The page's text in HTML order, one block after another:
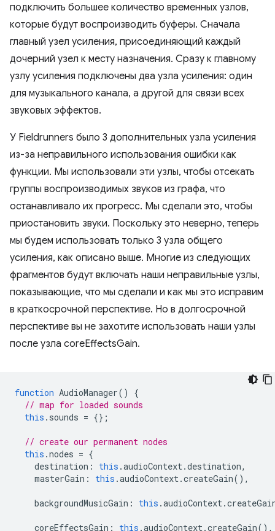
подключить большее количество временных узлов,
которые будут воспроизводить буферы. Сначала
главный узел усиления, присоединяющий каждый
дочерний узел к месту назначения. Сразу к главному
узлу усиления подключены два узла усиления: один
для музыкального канала, а другой для связи всех
звуковых эффектов.
У Fieldrunners было 3 дополнительных узла усиления
из-за неправильного использования ошибки как
функции. Мы использовали эти узлы, чтобы отсекать
группы воспроизводимых звуков из графа, что
останавливало их прогресс. Мы сделали это, чтобы
приостановить звуки. Поскольку это неверно, теперь
мы будем использовать только 3 узла общего
усиления, как описано выше. Многие из следующих
фрагментов будут включать наши неправильные узлы,
показывающие, что мы сделали и как мы это исправим
в краткосрочной перспективе. Но в долгосрочной
перспективе вы не захотите использовать наши узлы
после узла coreEffectsGain.
function AudioManager()
{
// map for loaded sounds
this . sounds = {};
// create our permanent nodes
this .nodes = {
destination : this .audioContext.destination,
masterGain : this .audioContext.createGain(),
backgroundMusicGain : this .audioContext.
coreEffectsGain : this .audioContext.createGain(),